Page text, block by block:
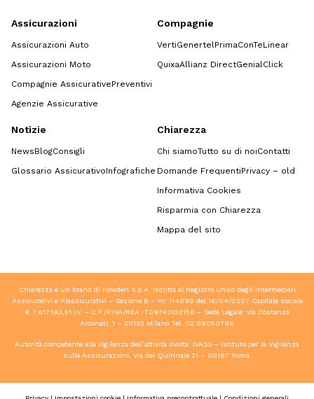
Assicurazioni
Assicurazioni Auto
Assicurazioni Moto
Compagnie AssicurativePreventivi
Agenzie Assicurative
Compagnie
VertiGenertel PrimaConTeLinear
QuixaAllianz DirectGenialClick
Notizie
NewsBlogConsigli
Glossario AssicurativoInfografiche
Chiarezza
Chi siamoTutto su di noiContatti
Domande FrequentiPrivacy – old
Informativa Cookies
Risparmia con Chiarezza
Mappa del sito
Chiarezza è un brand di Howden S.p.A. Iscritta al Registro Unico degli Intermediari
Assicurativi e Riassicurativi – Sezione B – nr. 114899 del 16/04/2007 Capitale sociale
€ 7.617.193,51 i.v. – C.F./P.IVA/REA IT09743130156 – Sede Legale: via Costanza
Arconati, 1 – 20135 Milano Tel. 02 89050796
Autorità competente alla vigilanza dell’attività svolta: IVASS – Istituto per la Vigilanza
sulle Assicurazioni, Via del Quirinale 21 – 00187 Roma.